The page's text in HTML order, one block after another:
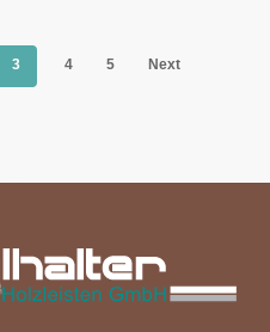
3 4 5 Next